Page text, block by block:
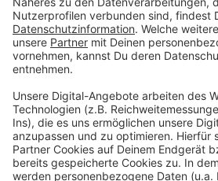
Arzt gehen. Ohne Wenn und Aber
sollte jede/r, bei dem/r die
einigen Tagen noch rot ist und sich
Häufig handelt es sich bei einer
Anzeige
©(C) Pfizer / zecken.de